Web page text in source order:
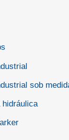
sob
hidráulica